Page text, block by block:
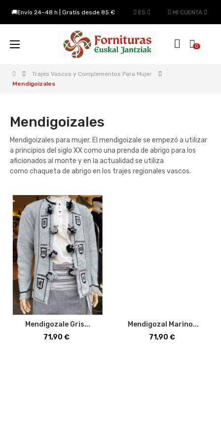
🚚Envío 24–48 h | Gratis desde 85 € ES MI CUENTA
Navegación
☰ 0
Trajes Vascos y Complementos Para Mujer
Mendigoizales
Mendigoizales
Mendigoizales para mujer. El mendigoizale se empezó a utilizar
a principios del siglo XX como una prenda de abrigo para los
aficionados al monte y en la actualidad se utiliza
como chaqueta de abrigo en los trajes regionales vascos.
Mendigozale Gris...
Precio
71,90 €
Mendigozal Marino...
Precio
71,90 €